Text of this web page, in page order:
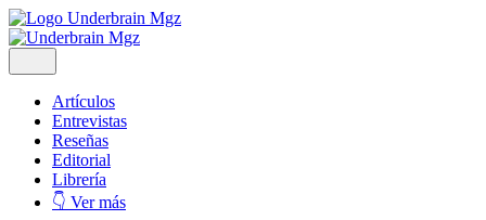
Artículos
Entrevistas
Reseñas
Editorial
Librería
👇 Ver más